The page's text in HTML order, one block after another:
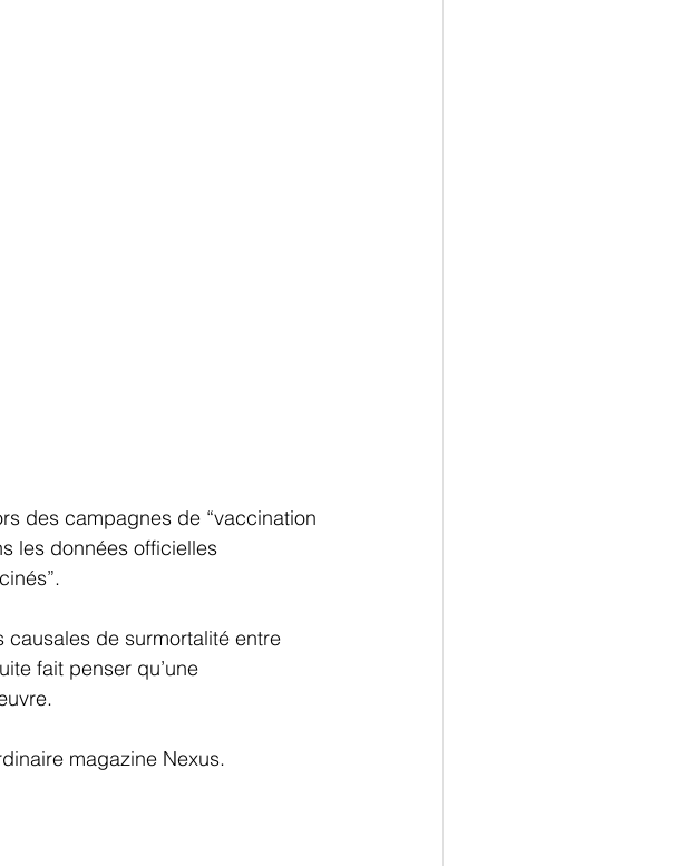
des campagnes de “vaccination
les données officielles
causales de surmortalité entre
fait penser qu’une
magazine Nexus.